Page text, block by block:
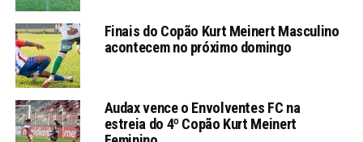
Finais do Copão Kurt Meinert Masculino
acontecem no próximo domingo
Audax vence o Envolventes FC na
estreia do 4º Copão Kurt Meinert